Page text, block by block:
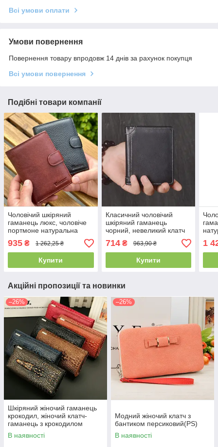
Всі умови оплати
Умови повернення
Повернення товару впродовж 14 днів за рахунок покупця
Всі умови повернення
Подібні товари компанії
Чоловічий шкіряний
гаманець люкс, чоловіче
портмоне натуральна
шкіра HORTON 301B
935 ₴ 1 262,25 ₴
Купити
Класичний чоловічий
шкіряний гаманець
чорний, невеликий клатч
портмоне з натуральної
шкіри коричневий(PS)
714₴ 963,90 ₴
Купити
1
Акційні пропозиції та новинки
–26%
Шкіряний жіночий гаманець
крокодил, жіночий клатч-
гаманець з крокодилом
натуральна шкіра(PS)
В наявності
–26%
Модний жіночий клатч з
бантиком персиковий(PS)
В наявності